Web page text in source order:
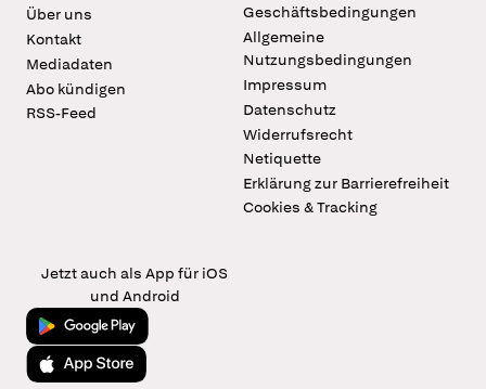
Über uns
Kontakt
Mediadaten
Abo kündigen
RSS-Feed
Geschäftsbedingungen
Allgemeine
Nutzungsbedingungen
Impressum
Datenschutz
Widerrufsrecht
Netiquette
Erklärung zur Barrierefreiheit
Cookies & Tracking
Jetzt auch als App für iOS
und Android
Jetzt bei Google Play
Laden im App Store